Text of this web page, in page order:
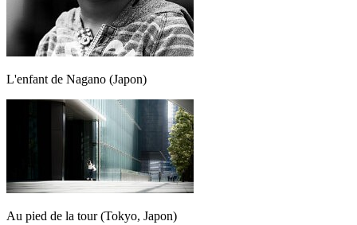
L'enfant de Nagano (Japon)
Au pied de la tour (Tokyo, Japon)